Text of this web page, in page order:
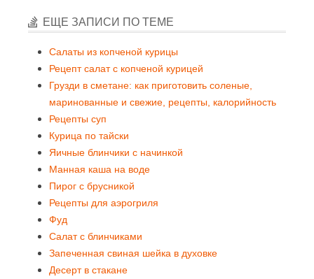
ЕЩЕ ЗАПИСИ ПО ТЕМЕ
Салаты из копченой курицы
Рецепт салат с копченой курицей
Грузди в сметане: как приготовить соленые,
маринованные и свежие, рецепты, калорийность
Рецепты суп
Курица по тайски
Яичные блинчики с начинкой
Манная каша на воде
Пирог с брусникой
Рецепты для аэрогриля
Фуд
Салат с блинчиками
Запеченная свиная шейка в духовке
Десерт в стакане